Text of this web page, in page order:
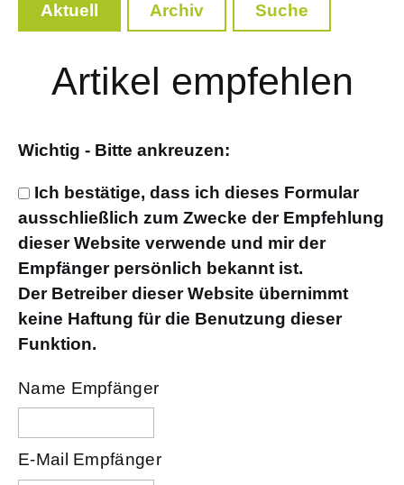
Aktuell Archiv Suche
Artikel empfehlen
Wichtig - Bitte ankreuzen:
Ich bestätige, dass ich dieses Formular
ausschließlich zum Zwecke der Empfehlung
dieser Website verwende und mir der
Empfänger persönlich bekannt ist.
Der Betreiber dieser Website übernimmt
keine Haftung für die Benutzung dieser
Funktion.
Name Empfänger
E-Mail Empfänger